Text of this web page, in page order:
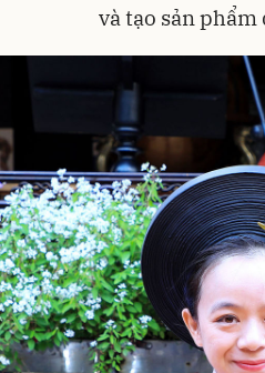
và tạo sản